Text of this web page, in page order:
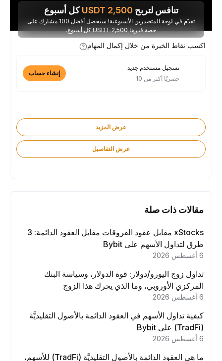
تنافس لتربح 2,500
USDTكل أسبوع
تقدّم في لوحة المتصدرين الأسبوعية! سيحصل أفضل 100 مشارك على
حصة قدرها 2,500 USDT كل أسبوع.
اكسب نقاط الخبرة من خلال إكمال المهام
تسجيل مستخدم جديد
حصريًا أكثر من 10
إنشاء حساب
عرض المزيد
عرض التفاصيل
مقالات ذات صلة
xStocks مقابل عقود الفروقات مقابل العقود الدائمة: 3
طرق لتداول الأسهم على Bybit
تداول زوج اليورو/دولار: قوة الدولار، وسياسة البنك
المركزي الأوروبي، وما الذي يحرك هذا الزوج
كيفية تداول الأسهم في العقود الدائمة بالأصول التقليديَّة
ما هي العقود الدائمة بالأصول التقليديَّة (TradFi) للأسهم،